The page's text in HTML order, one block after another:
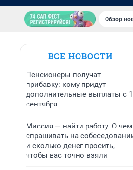
Обзор
ВСЕ НОВОСТИ
Пенсионеры получат
прибавку: кому придут
дополнительные выплаты с 1
сентября
Миссия — найти работу. О чем
спрашивать на
и сколько денег просить,
чтобы вас точно взяли